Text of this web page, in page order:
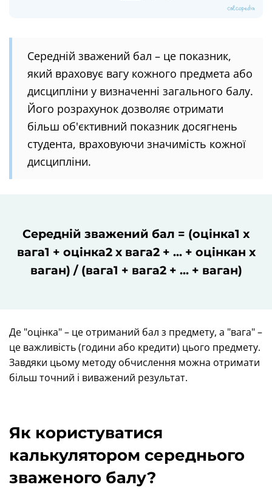
Середній зважений бал – це показник,
який враховує вагу кожного предмета або
дисципліни у визначенні загального балу.
Його розрахунок дозволяє отримати
більш об'єктивний показник досягнень
студента, враховуючи значимість кожної
дисципліни.
Середній зважений бал = (оцінка1 x
вага1 + оцінка2 x вага2 + ... + оцінкан x
ваган) / (вага1 + вага2 + ... + ваган)
Де "оцінка" – це отриманий бал з предмету, а "вага" –
це важливість (години або кредити) цього предмету.
Завдяки цьому методу обчислення можна отримати
більш точний і виважений результат.
Як користуватися
калькулятором середнього
зваженого балу?